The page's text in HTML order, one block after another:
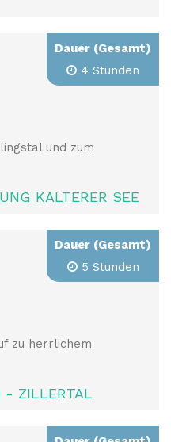
und zum
KALTERER SEE
Dauer (Gesamt)
4 Stunden
zu herrlichem
- ZILLERTAL
Dauer (Gesamt)
5 Stunden